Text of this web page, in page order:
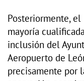
Posteriormente,
mayoría
inclusión del
Aeropuerto de
precisamente por